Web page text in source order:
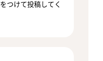
つけて投稿してく